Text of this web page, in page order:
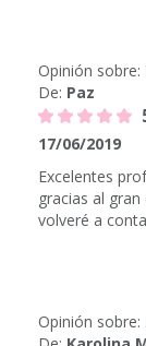
Opinión sobre:
De: Paz
17/06/2019
Excelentes
gracias al
volveré a
Opinión sobre: